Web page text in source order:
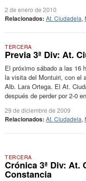
2 de enero de 2010
Relacionados: At. Ciudadela,
TERCERA
Previa 3ª Div: At.
El próximo sábado a las 16
la visita del Montuiri, con el
Alb. Lara Ortega. El At.
después de perder por 2-0
29 de diciembre de 2009
Relacionados: At. Ciudadela,
TERCERA
Crónica 3ª Div: At.
Constancia